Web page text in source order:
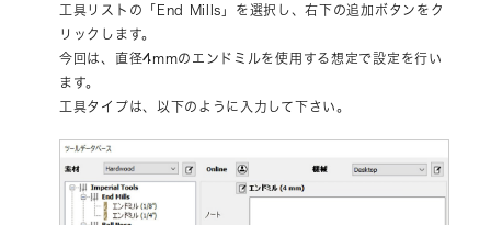
工具リストの「End Mills」を選択し、右下の追加ボタンをク
リックします。
今回は、直径4mmのエンドミルを使用する想定で設定を行い
ます。
工具タイプは、以下のように入力して下さい。